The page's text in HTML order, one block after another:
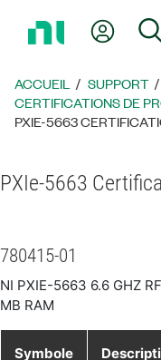
page
d’accueil
Mon
ACCUEIL SUPPORT
CERTIFICATIONS DE
PXIE-5663
PXIe-5663
780415-01
NI PXIE-5663 6.6 GHZ
MB RAM
Symbole